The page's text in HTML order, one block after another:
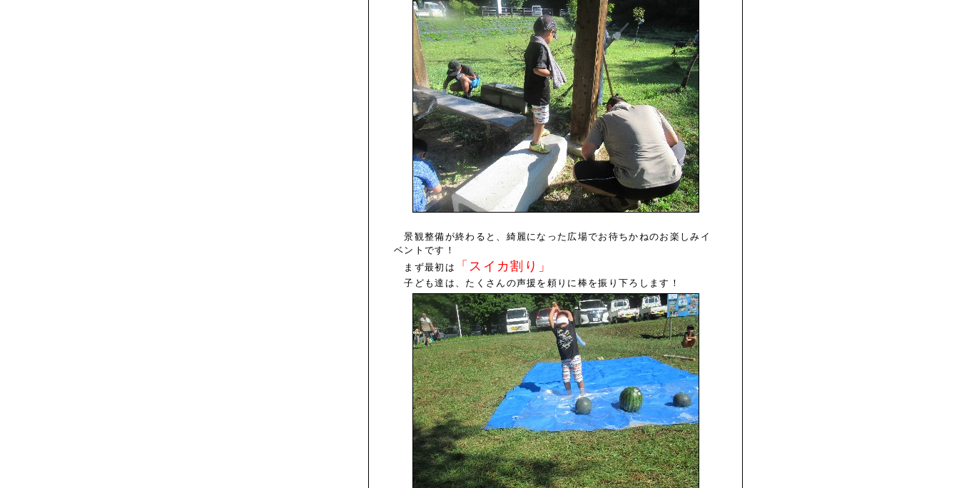
景観整備が終わると、綺麗になった広場でお待ちかねのお楽しみイ
ベントです！
まず最初は
「スイカ割り」
子ども達は、たくさんの声援を頼りに棒を振り下ろします！